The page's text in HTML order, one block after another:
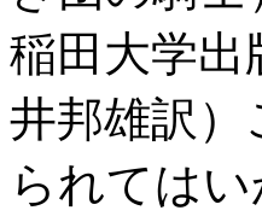
稲田大学出
井邦雄訳
られては